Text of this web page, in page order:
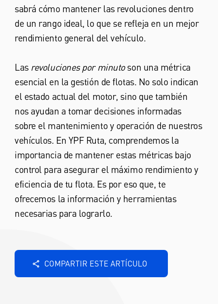
sabrá cómo mantener las revoluciones dentro
de un rango ideal, lo que se refleja en un mejor
rendimiento general del vehículo.
Las revoluciones por minutoson una métrica
esencial en la gestión de flotas. No solo indican
el estado actual del motor, sino que también
nos ayudan a tomar decisiones informadas
sobre el mantenimiento y operación de nuestros
vehículos. En YPF Ruta, comprendemos la
importancia de mantener estas métricas bajo
control para asegurar el máximo rendimiento y
eficiencia de tu flota. Es por eso que, te
ofrecemos la información y herramientas
necesarias para lograrlo.
COMPARTIR ESTE ARTÍCULO